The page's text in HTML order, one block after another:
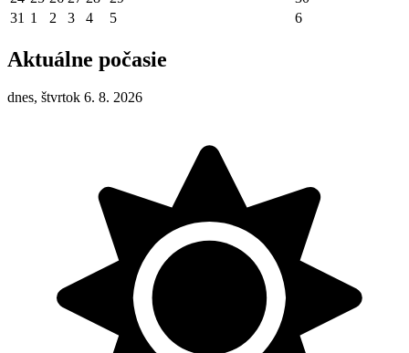
31 1 2 3 4 5 6
Aktuálne počasie
dnes, štvrtok 6. 8. 2026